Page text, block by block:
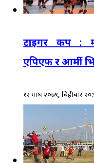
टाइगर कप :
एपिएफ र आर्मी
१२ माघ २०७९, बिहीबार